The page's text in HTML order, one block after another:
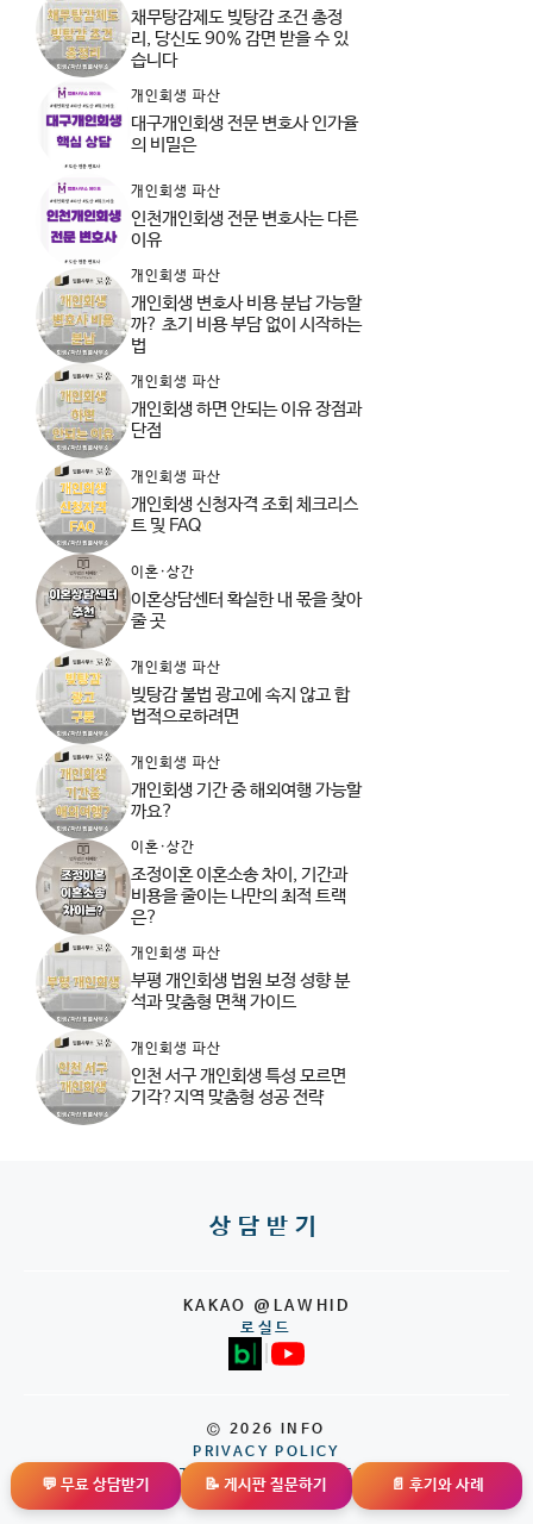
채무탕감제도 빚탕감 조건 총정
리, 당신도 90% 감면 받을 수 있
습니다
개인회생 파산
대구개인회생 전문 변호사 인가율
의 비밀은
개인회생 파산
인천개인회생 전문 변호사는 다른
이유
개인회생 파산
개인회생 변호사 비용 분납 가능할
까? 초기 비용 부담 없이 시작하는
법
개인회생 파산
개인회생 하면 안되는 이유 장점과
단점
개인회생 파산
개인회생 신청자격 조회 체크리스
트 및 FAQ
이혼·상간
이혼상담센터 확실한 내 몫을 찾아
줄 곳
개인회생 파산
빚탕감 불법 광고에 속지 않고 합
법적으로하려면
개인회생 파산
개인회생 기간 중 해외여행 가능할
까요?
이혼·상간
조정이혼 이혼소송 차이, 기간과
비용을 줄이는 나만의 최적 트랙
은?
개인회생 파산
부평 개인회생 법원 보정 성향 분
석과 맞춤형 면책 가이드
개인회생 파산
인천 서구 개인회생 특성 모르면
기각?지역 맞춤형 성공 전략
상담받기
KAKAO @LAWHID
로실드
© 2026 INFO
PRIVACY POLICY
TERMS OF SERVICE
💬 무료 상담받기 📝 게시판 질문하기 📄 후기와 사례